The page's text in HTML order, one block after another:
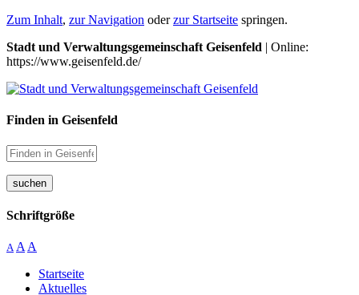
Zum Inhalt, zur Navigation oderzur Startseite springen.
Stadt und Verwaltungsgemeinschaft Geisenfeld | Online:
https://www.geisenfeld.de/
Finden in Geisenfeld
suchen
Schriftgröße
A A A
Startseite
Aktuelles